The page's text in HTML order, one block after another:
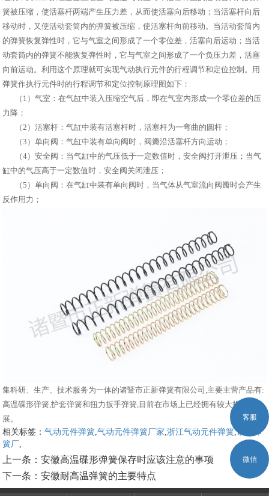
簧被压缩，使活塞杆两端产生压力差，从而使活塞向后移动；当活塞杆向后
移动时，又使活动套筒内的弹簧被压缩，使活塞杆向前移动。当活动套筒内
的弹簧恢复弹性时，它与气室之间形成了一个零位差，活塞向后运动；当活
动套筒内的弹簧不能恢复弹性时，它与气室之间形成了一个负压力差，活塞
向前运动。利用这个原理就可实现气动执行元件的行程调节和定位控制。用
弹簧作执行元件时的行程调节和定位控制原理图如下：
（1）气室：在气缸中装入压缩空气后，即在气室内形成一个零位差的压
力降；
（2）活塞杆：气缸中装有活塞杆时，活塞杆为一弯曲的圆杆；
（3）单向阀：气缸中装有单向阀时，阀瓣沿活塞杆方向运动；
（4）安全阀：当气缸中的气压低于一定数值时，安全阀打开泄压；当气
缸中的气压高于一定数值时，安全阀关闭泄压；
（5）单向阀：在气缸中装有单向阀时，当气体从气室流向阀瓣时会产生
反作用力；
集科研、生产、技术服务为一体的诸暨市正新弹簧有限公司,主要主营产品有:
高温碟形弹簧,护套弹簧和扭力扳手弹簧,目前在市场上已经拥有较大规模和发
展。
相关标签：气动元件弹簧 ,气动元件弹簧厂家 ,浙江气动元件弹簧,诸暨弹
簧厂
上一条：安徽高温碟形弹簧保存时应该注意的事项
下一条：安徽耐高温弹簧的主要特点
客服